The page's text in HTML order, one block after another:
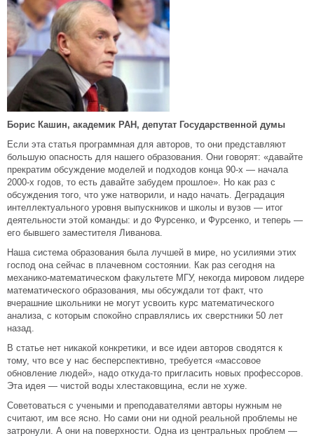
Борис Кашин, академик РАН, депутат Государственной думы
Если эта статья программная для авторов, то они представляют
большую опасность для нашего образования. Они говорят: «давайте
прекратим обсуждение моделей и подходов конца 90-х — начала
2000-х годов, то есть давайте забудем прошлое». Но как раз с
обсуждения того, что уже натворили, и надо начать. Деградация
интеллектуального уровня выпускников и школы и вузов — итог
деятельности этой команды: и до Фурсенко, и Фурсенко, и теперь —
его бывшего заместителя Ливанова.
Наша система образования была лучшей в мире, но усилиями этих
господ она сейчас в плачевном состоянии. Как раз сегодня на
механико-математическом факультете МГУ, некогда мировом лидере
математического образования, мы обсуждали тот факт, что
вчерашние школьники не могут усвоить курс математического
анализа, с которым спокойно справлялись их сверстники 50 лет
назад.
В статье нет никакой конкретики, и все идеи авторов сводятся к
тому, что все у нас бесперспективно, требуется «массовое
обновление людей», надо откуда-то пригласить новых профессоров.
Эта идея — чистой воды хлестаковщина, если не хуже.
Советоваться с учеными и преподавателями авторы нужным не
считают, им все ясно. Но сами они ни одной реальной проблемы не
затронули. А они на поверхности. Одна из центральных проблем —